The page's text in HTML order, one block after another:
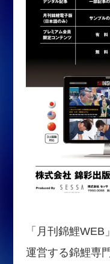
「月刊錦鯉
運営する錦鯉専